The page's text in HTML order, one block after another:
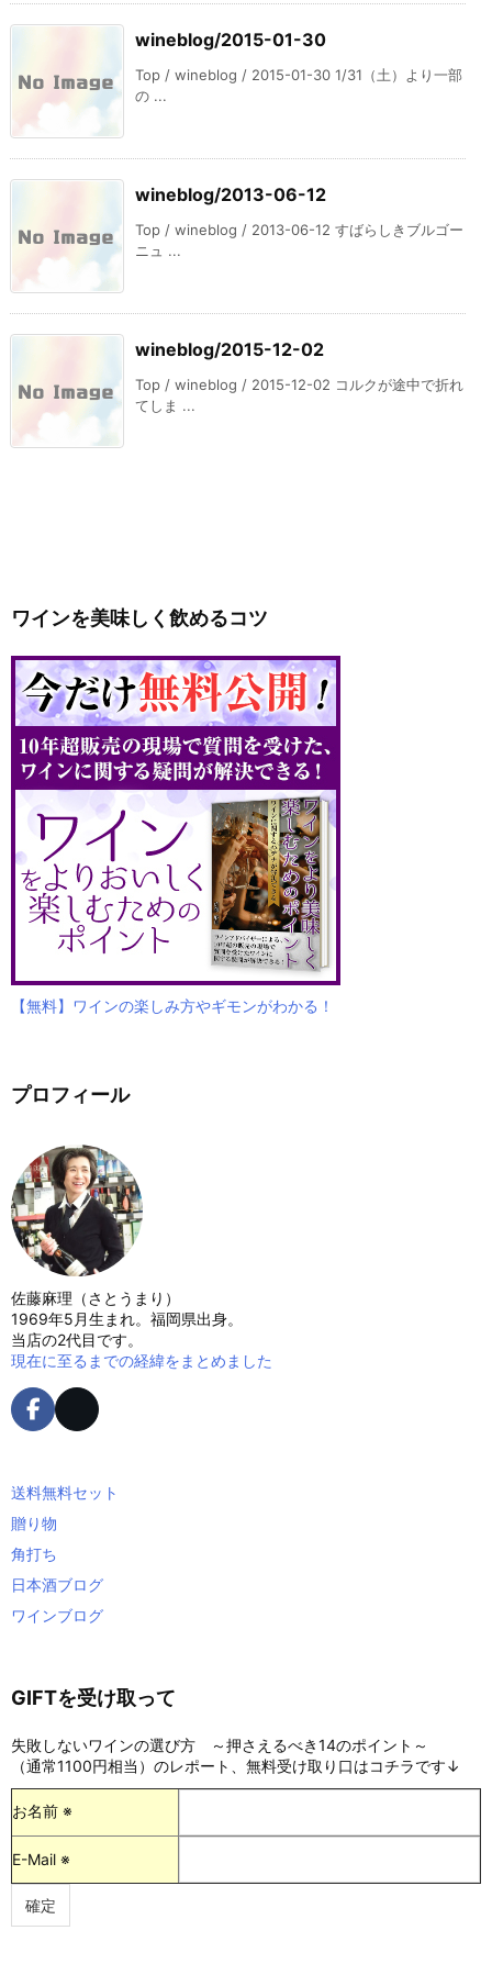
wineblog/2015-01-30
Top / wineblog / 2015-01-30 1/31（土）より一部
の ...
wineblog/2013-06-12
Top / wineblog / 2013-06-12 すばらしきブルゴー
ニュ ...
wineblog/2015-12-02
Top / wineblog / 2015-12-02 コルクが途中で折れ
てしま ...
ワインを美味しく飲めるコツ
【無料】ワインの楽しみ方やギモンがわかる！
プロフィール
佐藤麻理（さとうまり）
1969年5月生まれ。福岡県出身。
当店の2代目です。
現在に至るまでの経緯をまとめました
送料無料セット
贈り物
角打ち
日本酒ブログ
ワインブログ
GIFTを受け取って
失敗しないワインの選び方 ～押さえるべき14のポイント～
（通常1100円相当）のレポート、無料受け取り口はコチラです↓
お名前 ※
E-Mail ※